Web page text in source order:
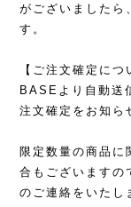
がございましたら
す。
【ご注文確定につ
BASEより自動送
注文確定をお知ら
限定数量の商品に
合もございますの
のご連絡をいたし